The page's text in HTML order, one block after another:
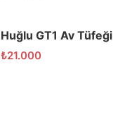
Huğlu GT1 Av Tüfeği
₺21.000